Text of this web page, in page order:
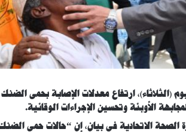
(الثلاثاء)، ارتفاع معدلات الإصابة بحمى
الأوبئة وتحسين الإجراءات الوقائية.